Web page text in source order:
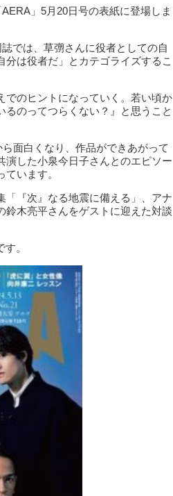
」5月20日号の表紙に登場しま
では、草彅さんに役者としての自
は役者だ」とカテゴライズするこ
でのヒントになっていく。若い頃か
のってつらくない？』と思うこと
面白くなり、作品ができあがって
演した小泉今日子さんとのエピソー
います。
「『次』なる地震に備える」、アナ
鈴木亮平さんをゲストに迎えた対談
。